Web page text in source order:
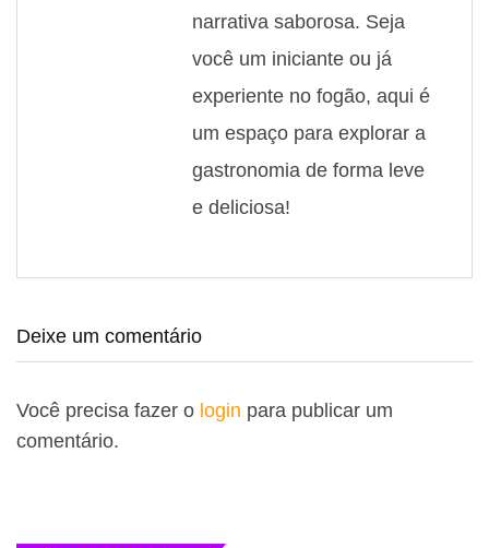
narrativa saborosa. Seja
você um iniciante ou já
experiente no fogão, aqui é
um espaço para explorar a
gastronomia de forma leve
e deliciosa!
Deixe um comentário
Você precisa fazer o login para publicar um
comentário.